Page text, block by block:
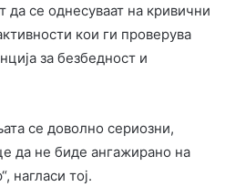
се однесуваат на кривични
кои ги проверува
за безбедност и
се доволно сериозни,
да не биде ангажирано на
нагласи тој.